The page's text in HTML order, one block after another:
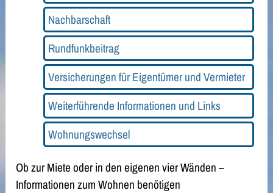
Nachbarschaft
Rundfunkbeitrag
Versicherungen für Eigentümer und Vermieter
Weiterführende Informationen und Links
Wohnungswechsel
Ob zur Miete oder in den eigenen vier Wänden –
Informationen zum Wohnen benötigen